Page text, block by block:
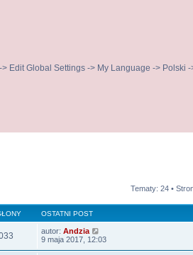
Edit Global Settings -> My Language -> Polski -
Tematy: 24 •
OSTATNI POST
autor: Andzia
9 maja 2017, 12:03